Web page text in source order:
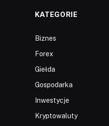
KATEGORIE
Biznes
Forex
Giełda
Gospodarka
Inwestycje
Kryptowaluty